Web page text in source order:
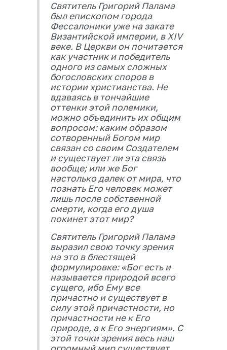
Святитель Григорий Палама
был епископом города
Фессалоники уже на закате
Византийской империи, в XIV
веке. В Церкви он почитается
как участник и победитель
одного из самых сложных
богословских споров в
истории христианства. Не
вдаваясь в тончайшие
оттенки этой полемики,
можно объединить их общим
вопросом: каким образом
сотворенный Богом мир
связан со своим Создателем
и существует ли эта связь
вообще; или же Бог
настолько далек от мира, что
познать Его человек может
лишь после собственной
смерти, когда его душа
покинет этот мир?
Святитель Григорий Палама
выразил свою точку зрения
на это в блестящей
формулировке: «Бог есть и
называется природой всего
сущего, ибо Ему все
причастно и существует в
силу этой причастности, но
причастности не к Его
природе, а к Его энергиям». С
этой точки зрения весь наш